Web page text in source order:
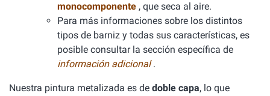
monocomponente , que seca al aire.
Para más informaciones sobre los distintos
tipos de barniz y todas sus características, es
posible consultar la sección específica de
información adicional.
Nuestra pintura metalizada es de doble capa, lo que